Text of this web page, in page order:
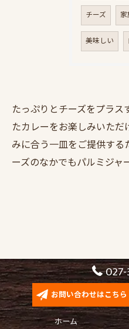
チーズ
美味しい
たっぷりとチーズをプラ
たカレーをお楽しみいた
みに合う一皿をご提供す
ーズのなかでもパルミジャ
お問い合わせはこちら
ホーム